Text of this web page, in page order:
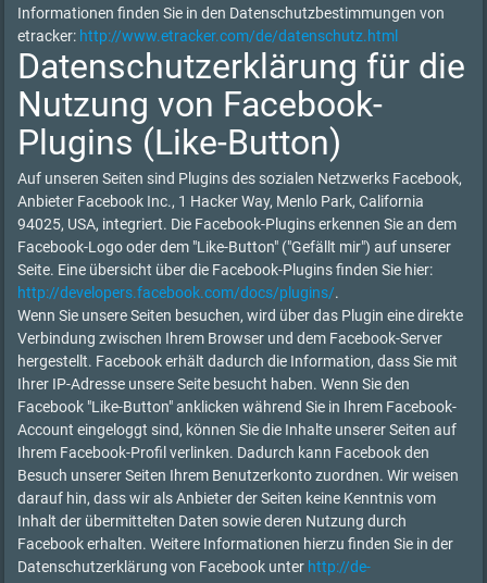
Informationen finden Sie in den Datenschutzbestimmungen von
etracker: http://www.etracker.com/de/datenschutz.html
Datenschutzerklärung für die
Nutzung von Facebook-
Plugins (Like-Button)
Auf unseren Seiten sind Plugins des sozialen Netzwerks Facebook,
Anbieter Facebook Inc., 1 Hacker Way, Menlo Park, California
94025, USA, integriert. Die Facebook-Plugins erkennen Sie an dem
Facebook-Logo oder dem "Like-Button" ("Gefällt mir") auf unserer
Seite. Eine übersicht über die Facebook-Plugins finden Sie hier:
http://developers.facebook.com/docs/plugins/.
Wenn Sie unsere Seiten besuchen, wird über das Plugin eine direkte
Verbindung zwischen Ihrem Browser und dem Facebook-Server
hergestellt. Facebook erhält dadurch die Information, dass Sie mit
Ihrer IP-Adresse unsere Seite besucht haben. Wenn Sie den
Facebook "Like-Button" anklicken während Sie in Ihrem Facebook-
Account eingeloggt sind, können Sie die Inhalte unserer Seiten auf
Ihrem Facebook-Profil verlinken. Dadurch kann Facebook den
Besuch unserer Seiten Ihrem Benutzerkonto zuordnen. Wir weisen
darauf hin, dass wir als Anbieter der Seiten keine Kenntnis vom
Inhalt der übermittelten Daten sowie deren Nutzung durch
Facebook erhalten. Weitere Informationen hierzu finden Sie in der
Datenschutzerklärung von Facebook unter http://de-